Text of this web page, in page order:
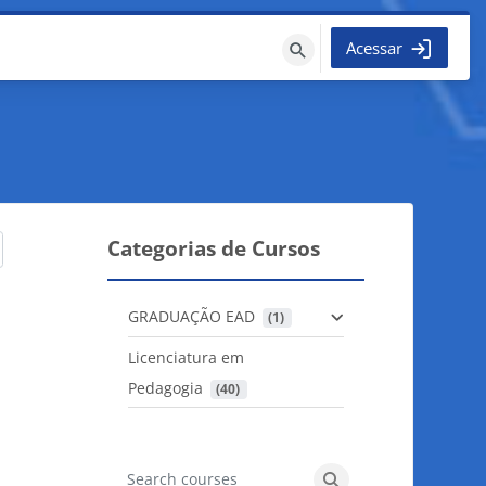
Buscar
cursos
Acessar
Categorias de Cursos
GRADUAÇÃO EAD (1)
Licenciatura em
Pedagogia
(40)